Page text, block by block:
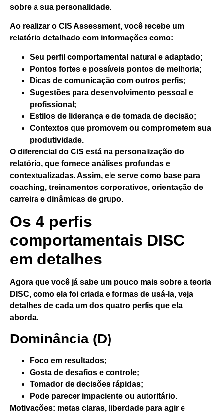
sobre a sua personalidade.
Ao realizar o CIS Assessment, você recebe um
relatório detalhado com informações como:
Seu perfil comportamental natural e adaptado;
Pontos fortes e possíveis pontos de melhoria;
Dicas de comunicação com outros perfis;
Sugestões para desenvolvimento pessoal e
profissional;
Estilos de liderança e de tomada de decisão;
Contextos que promovem ou comprometem sua
produtividade.
O diferencial do CIS está na personalização do
relatório, que fornece análises profundas e
contextualizadas. Assim, ele serve como base para
coaching, treinamentos corporativos, orientação de
carreira e dinâmicas de grupo.
Os 4 perfis
comportamentais DISC
em detalhes
Agora que você já sabe um pouco mais sobre a teoria
DISC, como ela foi criada e formas de usá-la, veja
detalhes de cada um dos quatro perfis que ela
aborda.
Dominância (D)
Foco em resultados;
Gosta de desafios e controle;
Tomador de decisões rápidas;
Pode parecer impaciente ou autoritário.
Motivações: metas claras, liberdade para agir e